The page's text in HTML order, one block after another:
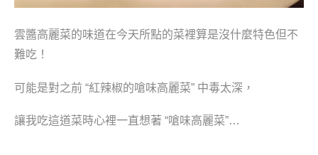
雲醬高麗菜的味道在今天所點的菜裡算是沒什麼特色但不
難吃！
可能是對之前 “紅辣椒的嗆味高麗菜” 中毒太深，
讓我吃這道菜時心裡一直想著 “嗆味高麗菜”…